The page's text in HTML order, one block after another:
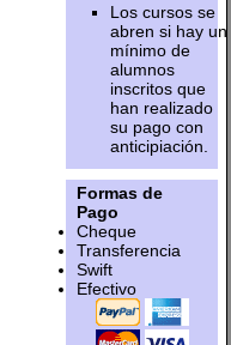
Los cursos se
abren si hay un
mínimo de
alumnos
inscritos que
han realizado
su pago con
anticipiación.
Formas de
Pago
Cheque
Transferencia
Swift
Efectivo